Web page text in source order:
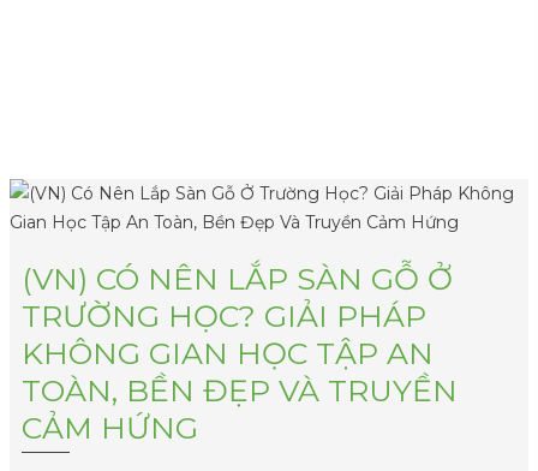
(VN) CÓ NÊN LẮP SÀN GỖ Ở
TRƯỜNG HỌC? GIẢI PHÁP
KHÔNG GIAN HỌC TẬP AN
TOÀN, BỀN ĐẸP VÀ TRUYỀN
CẢM HỨNG